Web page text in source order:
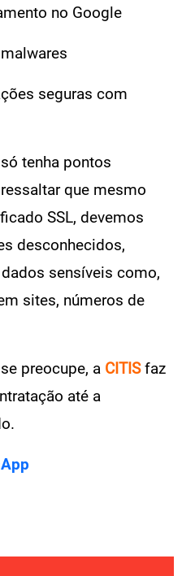
no Google
seguras com
tenha pontos
que mesmo
SSL, devemos
desconhecidos,
sensíveis como,
sites, números de
preocupe, a CITISfaz
até a